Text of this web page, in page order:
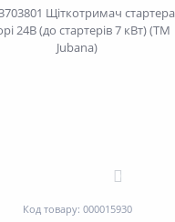
Код товару: 000015930